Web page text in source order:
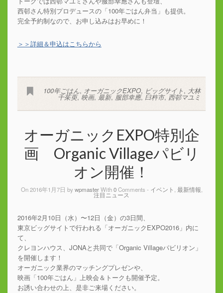
西邨さん特別プロデュースの「100年ごはん弁当」も提供。
完全予約制なので、お申し込みはお早めに！
＞＞詳細＆申込はこちらから
100年ごはん, オーガニックEXPO, ビッグサイト, 大林
千茱萸,映画, 最新, 服部幸應, 臼杵市,西邨マユミ
オーガニックEXPO特別企
画 Organic Villageパビリ
オン開催！
On 2016年1月7日 bywpmasterWith0Comments - イベント , 最新情報,
注目ニュース
2016年2月10日（水）〜12日（金）の3日間、
東京ビッグサイトで行われる「オーガニックEXPO2016」内に
て、
クレヨンハウス、JONAと共同で「Organic Villageパビリオン」
を開催します！
オーガニック業界のマッチングプレゼンや、
映画「100年ごはん」上映会＆トークも開催予定。
お誘い合わせの上、是非ご来場ください。